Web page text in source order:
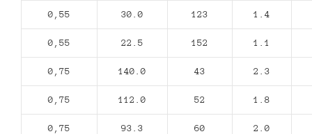
0,55 30.0 123 1.4
0,55 22.5 152 1.1
0,75 140.0 43 2.3
0,75 112.0 52 1.8
0,75 93.3 60 2.0